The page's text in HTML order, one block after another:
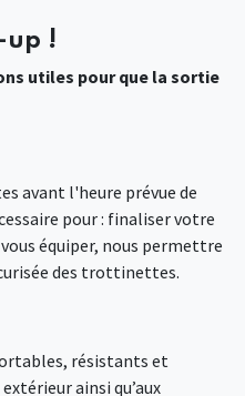
up !
utiles pour que la sortie
avant l'heure prévue de
pour : finaliser votre
équiper, nous permettre
des trottinettes.
résistants et
ainsi qu’aux